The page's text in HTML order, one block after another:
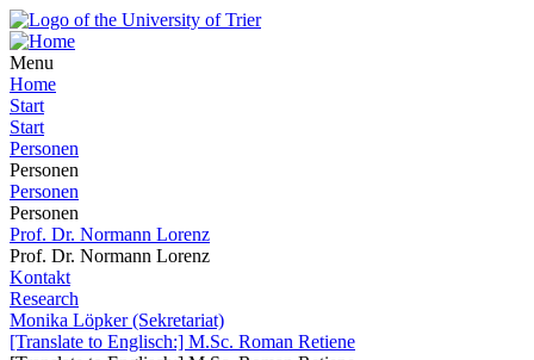
Menu
Home
Start
Start
Personen
Personen
Personen
Personen
Prof. Dr. Normann Lorenz
Prof. Dr. Normann Lorenz
Kontakt
Research
Monika Löpker (Sekretariat)
[Translate to Englisch:] M.Sc. Roman Retiene